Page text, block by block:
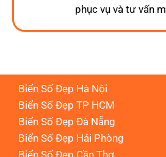
phục vụ và tư vấn
Biển Số Đẹp Hà Nội
Biển Số Đẹp TP HCM
Biển Số Đẹp Đà Nẵng
Biển Số Đẹp Hải Phòng